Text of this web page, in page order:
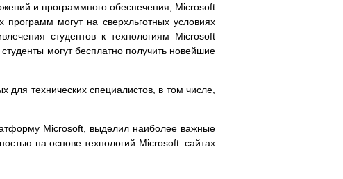
и программного обеспечения, Microsoft
могут на сверхльготных условиях
студентов к технологиям Microsoft
могут бесплатно получить новейшие
технических специалистов, в том числе,
Microsoft, выделил наиболее важные
на основе технологий Microsoft: сайтах